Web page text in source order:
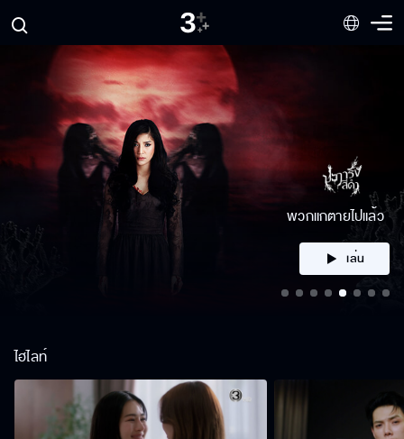
คลิก
ไฮไลท์